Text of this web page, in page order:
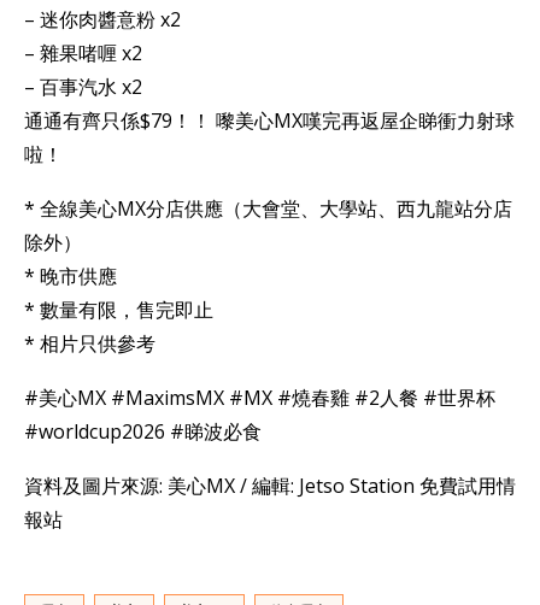
– 迷你肉醬意粉 x2
– 雜果啫喱 x2
– 百事汽水 x2
通通有齊只係$79！！ 嚟美心MX嘆完再返屋企睇衝力射球
啦！
* ⁠全線美心MX分店供應（大會堂、大學站、西九龍站分店
除外）
* 晚市供應
* ⁠數量有限，售完即止
* ⁠相片只供參考
#美心MX #MaximsMX #MX #燒春雞 #2人餐 #世界杯
#worldcup2026 #睇波必食
資料及圖片來源: 美心MX / 編輯: Jetso Station 免費試用情
報站